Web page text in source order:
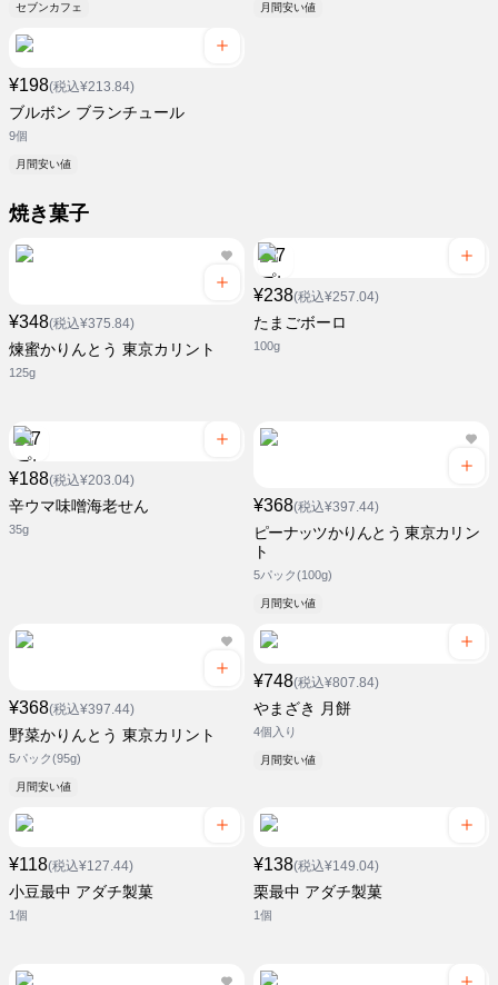
セブンカフェ 月間安い値
¥198(税込¥213.84)
ブルボン ブランチュール
9個
月間安い値
焼き菓子
¥348(税込¥375.84)
煉蜜かりんとう 東京カリント
125g
¥238(税込¥257.04)
たまごボーロ
100g
¥188(税込¥203.04)
辛ウマ味噌海老せん
35g
¥368(税込¥397.44)
ピーナッツかりんとう 東京カリン
ト
5パック(100g)
月間安い値
¥368(税込¥397.44)
野菜かりんとう 東京カリント
5パック(95g)
月間安い値
¥748(税込¥807.84)
やまざき 月餅
4個入り
月間安い値
¥118(税込¥127.44)
小豆最中 アダチ製菓
1個
¥138(税込¥149.04)
栗最中 アダチ製菓
1個